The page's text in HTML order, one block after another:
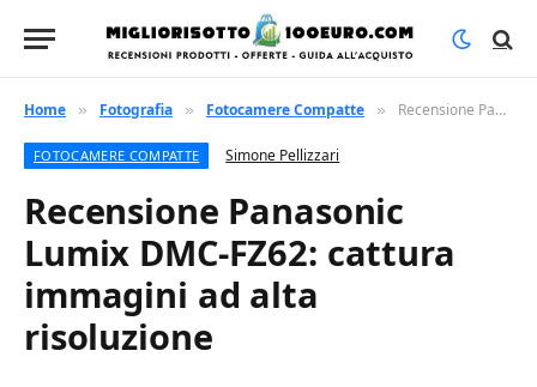
Home » Fotografia » Fotocamere Compatte » Recensione Panasonic Lumix DMC-FZ62: cattura immagini ad alta risoluzione
FOTOCAMERE COMPATTE Simone Pellizzari
Recensione Panasonic
Lumix DMC-FZ62: cattura
immagini ad alta
risoluzione